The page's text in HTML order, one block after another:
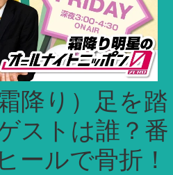
降り）足を踏
ストは誰？番
ールで骨折！